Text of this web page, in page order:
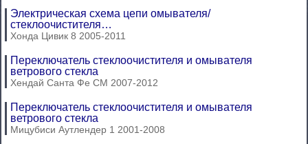
Электрическая схема цепи омывателя/
стеклоочистителя…
Хонда Цивик 8 2005-2011
Переключатель стеклоочистителя и омывателя
ветрового стекла
Хендай Санта Фе СМ 2007-2012
Переключатель стеклоочистителя и омывателя
ветрового стекла
Мицубиси Аутлендер 1 2001-2008